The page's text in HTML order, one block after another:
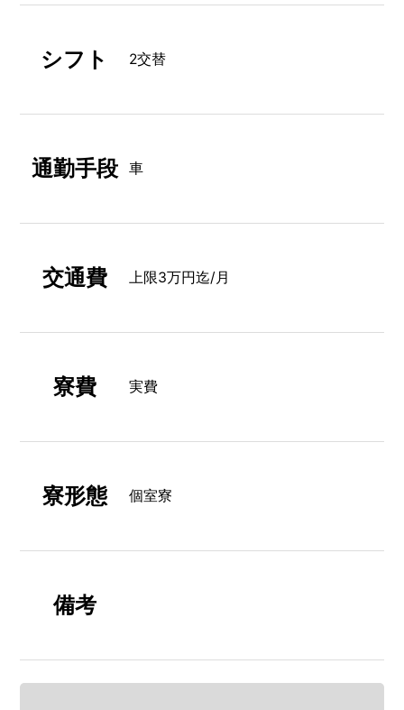
シフト 2交替
通勤手段 車
交通費 上限3万円迄/月
寮費 実費
寮形態 個室寮
備考